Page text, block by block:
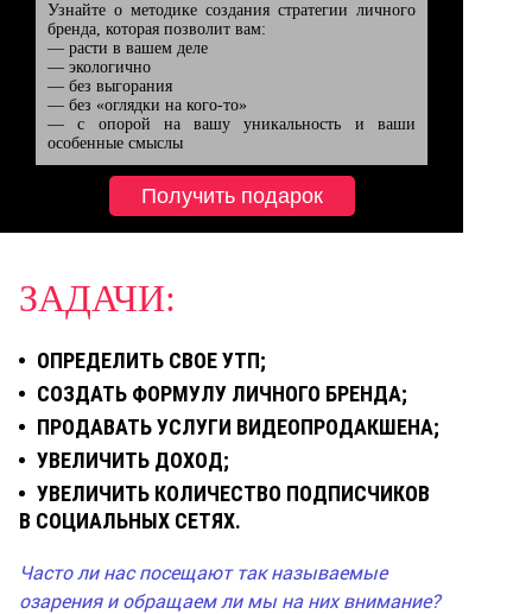
Узнайте о методике создания стратегии личного
бренда, которая позволит вам:
— расти в вашем деле
— экологично
— без выгорания
— без «оглядки на кого-то»
— с опорой на вашу уникальность и ваши
особенные смыслы
Получить подарок
ЗАДАЧИ:
ОПРЕДЕЛИТЬ СВОЕ УТП;
СОЗДАТЬ ФОРМУЛУ ЛИЧНОГО БРЕНДА;
ПРОДАВАТЬ УСЛУГИ ВИДЕОПРОДАКШЕНА;
УВЕЛИЧИТЬ ДОХОД;
УВЕЛИЧИТЬ КОЛИЧЕСТВО ПОДПИСЧИКОВ
В СОЦИАЛЬНЫХ СЕТЯХ.
Часто ли нас посещают так называемые
озарения и обращаем ли мы на них внимание?